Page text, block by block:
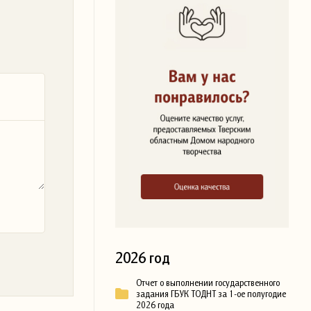
2026 год
Отчет о выполнении государственного
задания ГБУК ТОДНТ за 1-ое полугодие
2026 года